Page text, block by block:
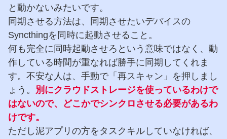
と動かないみたいです。
同期させる方法は、同期させたいデバイスの
Syncthingを同時に起動させること。
何も完全に同時起動させろという意味ではなく、動
作している時間が重なれば勝手に同期してくれま
す。不安な人は、手動で「再スキャン」を押しまし
ょう。 別にクラウドストレージを使っているわけで
はないので、どこかでシンクロさせる必要があるわ
けです。
ただし泥アプリの方をタスクキルしていなければ、